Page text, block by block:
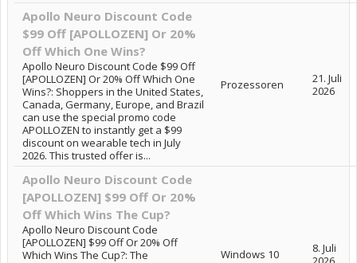
Apollo Neuro Discount Code
$99 Off [APOLLOZEN] Or 20%
Off Which One Wins?
Apollo Neuro Discount Code $99 Off
[APOLLOZEN] Or 20% Off Which One
Wins?: Shoppers in the United States,
Canada, Germany, Europe, and Brazil
can use the special promo code
APOLLOZEN to instantly get a $99
discount on wearable tech in July
2026. This trusted offer is...
Prozessoren
21. Juli
2026
Apollo Neuro Discount Code
[APOLLOZEN] $99 Off Or 20%
Off Which Wins The Cup?
Apollo Neuro Discount Code
[APOLLOZEN] $99 Off Or 20% Off
Which Wins The Cup?: The
Windows 10
8. Juli